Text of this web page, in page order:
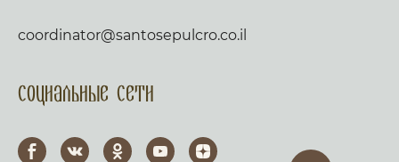
coordinator@santosepulcro.co.il
Социальные сети